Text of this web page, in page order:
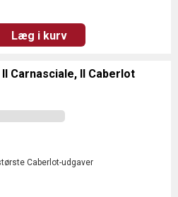
Læg i kurv
Carnasciale, Il Caberlot
Caberlot-udgaver